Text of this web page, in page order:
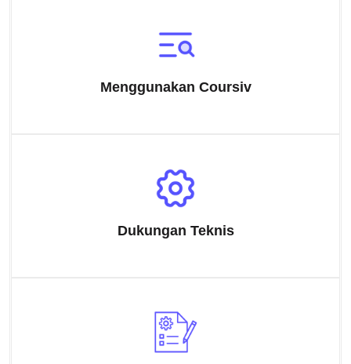
Menggunakan Coursiv
Dukungan Teknis